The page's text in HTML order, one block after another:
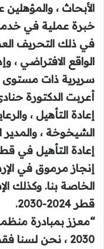
الأبحاث ،
خبرة عملية في
في ذلك التحريف
الواقع الافتراضي ،
سريرية ذات
أعربت الدكتورة
إعادة التأهيل ،
الشيخوخة ، والمدير
إعادة التأهيل في
إنجاز مرموق في
الخاصة بنا. وكذلك
قطر 2024-2030.
“معزز بمبادرة
2030 ، نحن